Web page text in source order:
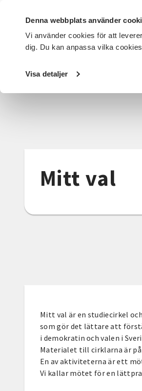
Denna webbplats använder
Vi använder cookies för att
dig. Du kan anpassa vilka
Visa detaljer
DET HÄR GÖR VI FÖR DIG SOM
Startsida / Det här gör vi
Mitt val
Mitt val är en studiecirkel
som gör det lättare att
i demokratin och valen i
Materialet till cirklarna är
En av aktiviteterna är ett
Vi kallar mötet för en